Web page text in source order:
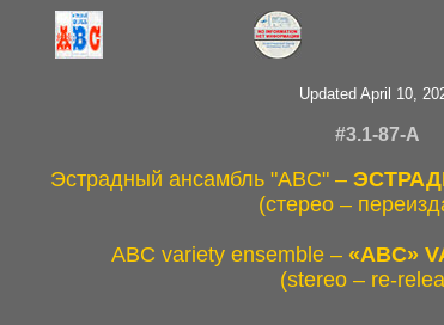
Updated April 10,
#3.1-87-A
Эстрадный ансамбль "ABC" –
(стерео –
ABC variety ensemble – «ABC»
(stereo – re-